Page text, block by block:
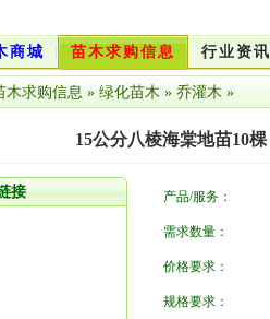
商城 苗木求购信息 行业资讯
木求购信息 » 绿化苗木 » 乔灌木 »
15公分八棱海棠地苗10棵
接 产品/服务：
需求数量：
价格要求：
规格要求：